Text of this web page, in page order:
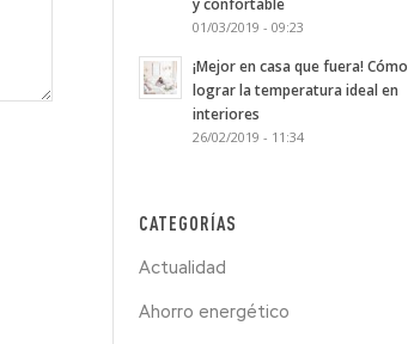
y confortable
01/03/2019 - 09:23
¡Mejor en casa que fuera! Cómo
lograr la temperatura ideal en
interiores
26/02/2019 - 11:34
CATEGORÍAS
Actualidad
Ahorro energético